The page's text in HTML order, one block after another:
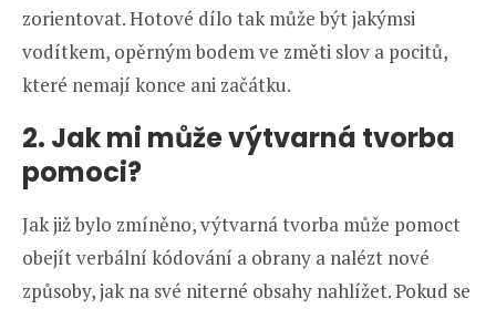
zorientovat. Hotové dílo tak může být jakýmsi
vodítkem, opěrným bodem ve změti slov a pocitů,
které nemají konce ani začátku.
2. Jak mi může výtvarná tvorba
pomoci?
Jak již bylo zmíněno, výtvarná tvorba může pomoct
obejít verbální kódování a obrany a nalézt nové
způsoby, jak na své niterné obsahy nahlížet. Pokud se